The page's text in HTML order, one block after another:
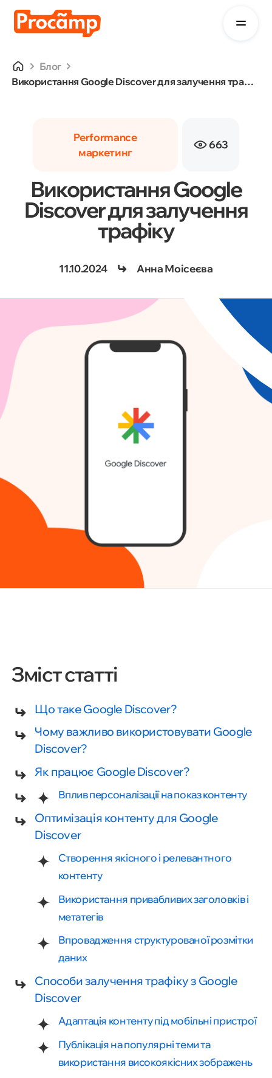
Блог
Використання Google Discover для залучення трафіку
Performance
маркетинг
663
Використання Google
Discover для залучення
трафіку
11.10.2024 Анна Моісеєва
Зміст статті
Що таке Google Discover?
Чому важливо використовувати Google
Discover?
Як працює Google Discover?
Вплив персоналізації на показ контенту
Оптимізація контенту для Google
Discover
Створення якісного і релевантного
контенту
Використання привабливих заголовків і
метатегів
Впровадження структурованої розмітки
даних
Способи залучення трафіку з Google
Discover
Адаптація контенту під мобільні пристрої
Публікація на популярні теми та
використання високоякісних зображень